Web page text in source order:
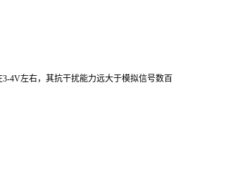
3-4V左右，其抗干扰能力远大于模拟信号数百